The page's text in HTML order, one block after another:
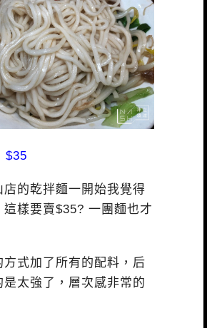
$35
店的乾拌麵一開始我覺得
這樣要賣$35? 一團麵也才
方式加了所有的配料，后
是太強了，層次感非常的